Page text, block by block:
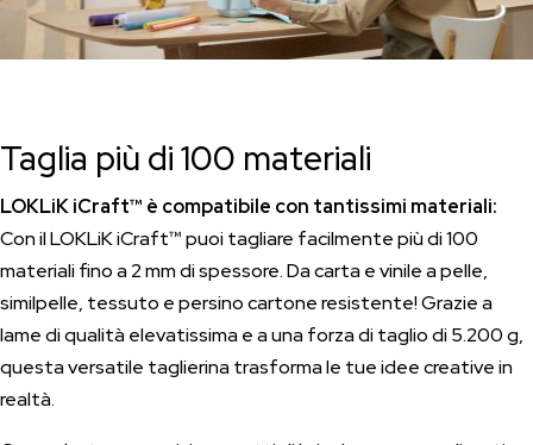
Taglia più di 100 materiali
LOKLiK iCraft™ è compatibile con tantissimi materiali:
Con il LOKLiK iCraft™ puoi tagliare facilmente più di 100
materiali fino a 2 mm di spessore. Da carta e vinile a pelle,
similpelle, tessuto e persino cartone resistente! Grazie a
lame di qualità elevatissima e a una forza di taglio di 5.200 g,
questa versatile taglierina trasforma le tue idee creative in
realtà.